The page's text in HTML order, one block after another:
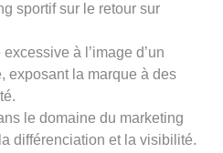
sportif sur le retour sur
à l’image d’un
exposant la marque à des
le domaine du marketing
différenciation et la visibilité.